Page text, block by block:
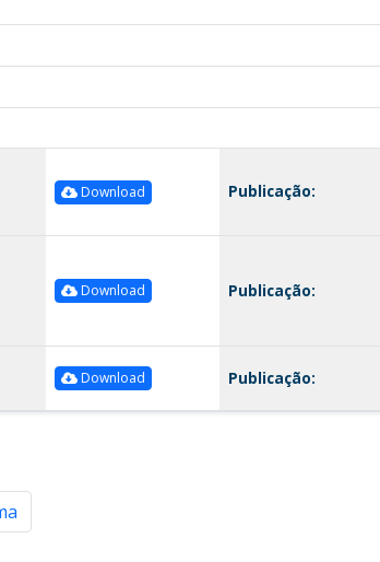
Download Publicação:
Download Publicação:
Download Publicação: